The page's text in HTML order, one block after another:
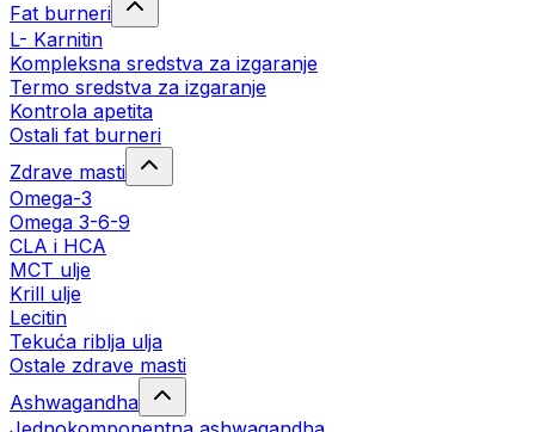
Fat burneri
L- Karnitin
Kompleksna sredstva za izgaranje
Termo sredstva za izgaranje
Kontrola apetita
Ostali fat burneri
Zdrave masti
Omega-3
Omega 3-6-9
CLA i HCA
MCT ulje
Krill ulje
Lecitin
Tekuća riblja ulja
Ostale zdrave masti
Ashwagandha